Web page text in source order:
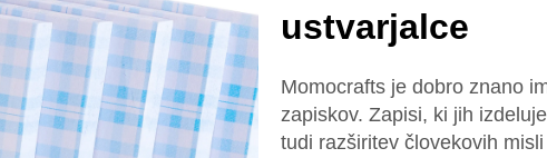
ustvarjalce
Momocrafts je dobro znano
zapiskov. Zapisi, ki jih
tudi razširitev človekovih